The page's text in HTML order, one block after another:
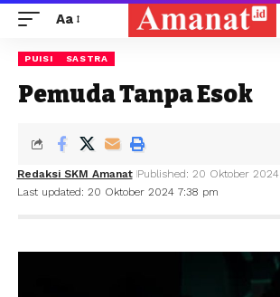
Aa
PUISI SASTRA
Pemuda Tanpa Esok
Last updated: 20 Oktober 2024 7:38 pm
Redaksi SKM Amanat Published: 20 Oktober 2024